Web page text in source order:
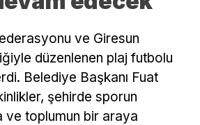
ve Giresun
düzenlenen plaj futbolu
Belediye Başkanı Fuat
şehirde sporun
ve toplumun bir araya